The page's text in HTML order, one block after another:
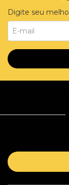
Digite seu